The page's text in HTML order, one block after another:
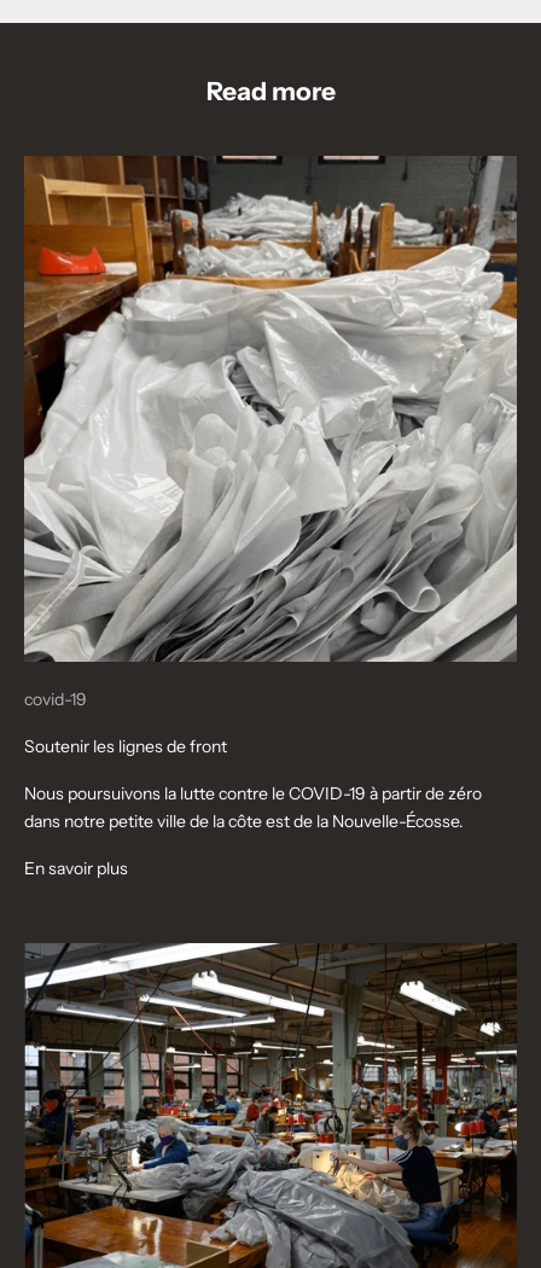
Read more
covid-19
Soutenir les lignes de front
Nous poursuivons la lutte contre le COVID-19 à partir de zéro
dans notre petite ville de la côte est de la Nouvelle-Écosse.
En savoir plus